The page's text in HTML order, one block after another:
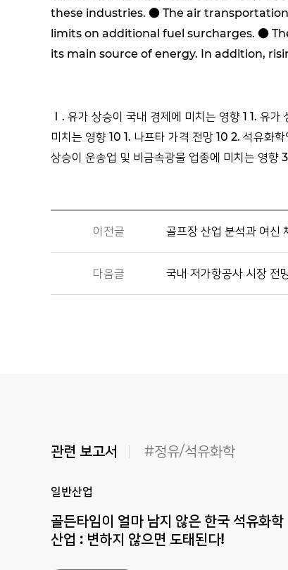
these industries. ● The air
limits on additional fuel surcharges. ●
its main source of energy. In addition,
Ⅰ. 유가 상승이 국내 경제에 미치는 영향 1 1. 유
미치는 영향 10 1. 나프타 가격 전망 10 2. 석유화
상승이 운송업 및 비금속광물 업종에 미치는 영
이전글 골프장 산업 분석과 여신
다음글 국내 저가항공사 시장 전
관련 보고서 #정유/석유화학
일반산업
골든타임이 얼마 남지 않은 한국 석유화학
산업 : 변하지 않으면 도태된다!